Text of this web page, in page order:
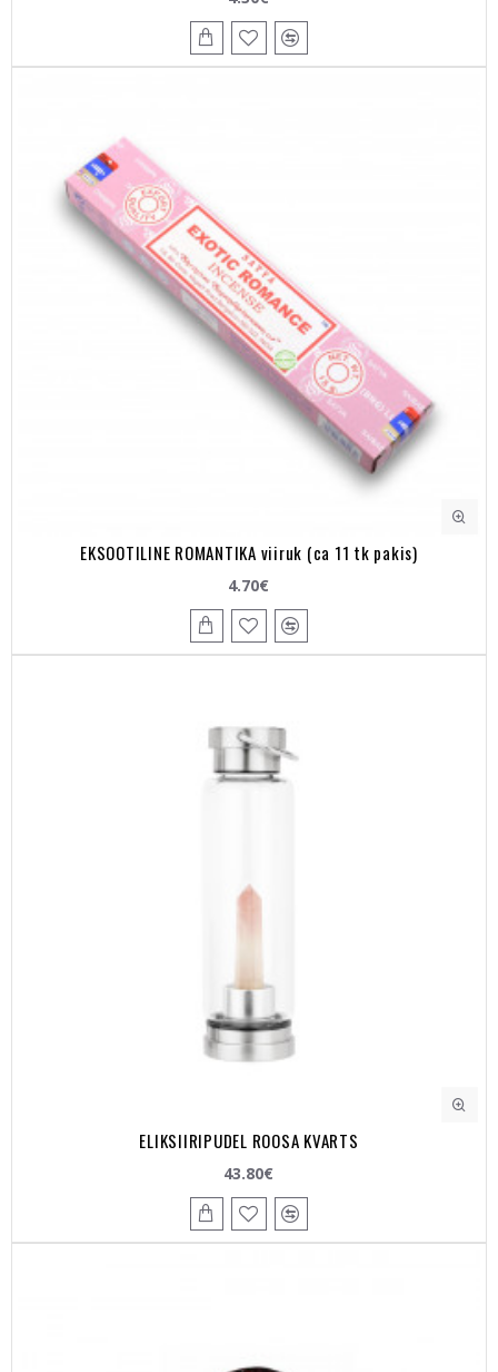
EKSOOTILINE ROMANTIKA viiruk (ca 11 tk pakis)
4.70€
ELIKSIIRIPUDEL ROOSA KVARTS
43.80€